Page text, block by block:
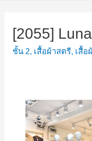
[2055]
ชั้น 2, เสื้อผ้าสตรี, เสื้